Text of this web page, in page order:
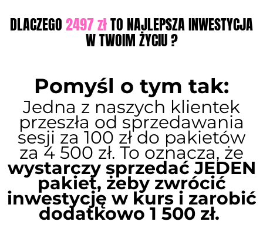
DLACZEGO2497 złTO NAJLEPSZA INWESTYCJA
W TWOIM ŻYCIU ?
Pomyśl o tym tak:
Jedna z naszych klientek
przeszła od sprzedawania
sesji za 100 zł do pakietów
za 4 500 zł. To oznacza, że
wystarczy sprzedać JEDEN
pakiet, żeby zwrócić
inwestycję w kurs i zarobić
dodatkowo 1 500 zł.